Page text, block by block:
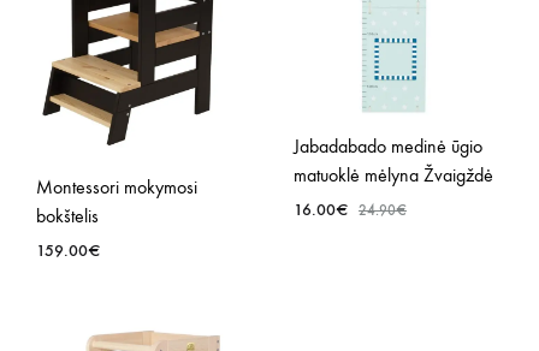
Montessori mokymosi
bokštelis
159.00€
Jabadabado medinė ūgio
matuoklė mėlyna Žvaigždė
16.00€ 24.90€